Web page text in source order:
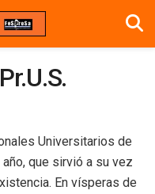
Universitarios de
que sirvió a su vez
En vísperas de